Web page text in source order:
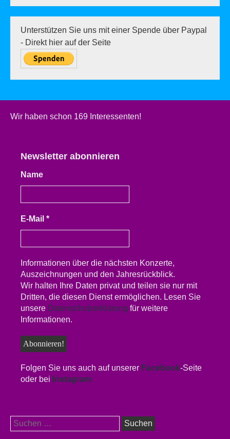
Unterstützen Sie uns mit einer Spende über Paypal
- Direkt hier auf der Seite
Wir haben schon 169 Interessenten!
Newsletter abonnieren
Name
E-Mail *
Informationen über die nächsten Konzerte,
Auszeichnungen und den Jahresrückblick.
Wir halten Ihre Daten privat und teilen sie nur mit
Dritten, die diesen Dienst ermöglichen. Lesen Sie
unsere Datenschutzerklärung für weitere
Informationen.
Folgen Sie uns auch auf unserer Facebook-Seite
oder bei Instagram
Suchen
nach: